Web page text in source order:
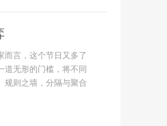
而言，这个节日又多了
道无形的门槛，将不同
规则之墙，分隔与聚合